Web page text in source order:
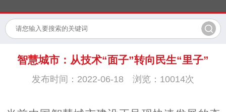
智慧城市：从技术“面子”转向民生“里子”
发布时间：2022-06-18 浏览：10014次